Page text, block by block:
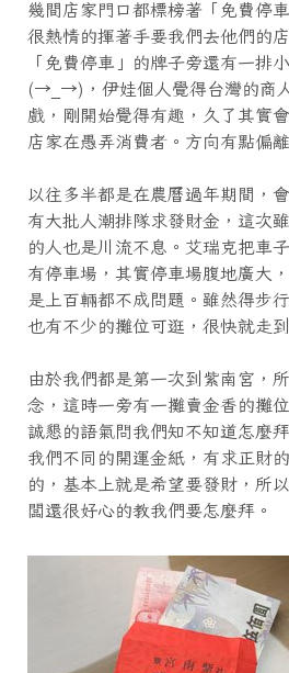
幾間店家門口都標榜著「免費停
很熱情的揮著手要我們去他們的
「免費停車」的牌子旁還有一
(→_→)，伊娃個人覺得台灣的商
戲，剛開始覺得有趣，久了其實
店家在愚弄消費者。方向有點偏
以往多半都是在農曆過年期間，
有大批人潮排隊求發財金，這次
的人也是川流不息。艾瑞克把車
有停車場，其實停車場腹地廣大
是上百輛都不成問題。雖然得步
也有不少的攤位可逛，很快就走
由於我們都是第一次到紫南宮，
念，這時一旁有一攤賣金香的攤
誠懇的語氣問我們知不知道怎麼
我們不同的開運金紙，有求正財
的，基本上就是希望要發財，所
闆還很好心的教我們要怎麼拜。